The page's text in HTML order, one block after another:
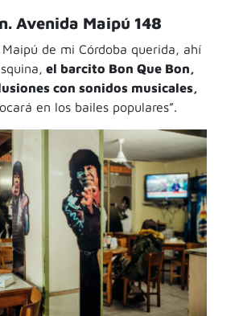
Avenida Maipú 148
Maipú de mi Córdoba querida, ahí
el barcito Bon Que Bon,
con sonidos musicales,
en los bailes populares”.